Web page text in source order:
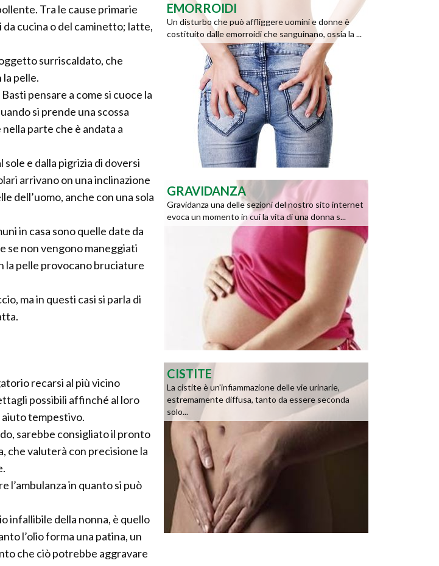
Tra le cause primarie
cucina o del caminetto; latte,
surriscaldato, che
pelle.
pensare a come si cuoce la
si prende una scossa
parte che è andata a
e dalla pigrizia di doversi
arrivano on una inclinazione
dell’uomo, anche con una sola
in casa sono quelle date da
se non vengono maneggiati
la pelle provocano bruciature
ma in questi casi si parla di
recarsi al più vicino
possibili affinché al loro
aiuto tempestivo.
sarebbe consigliato il pronto
che valuterà con precisione la
l’ambulanza in quanto si può
infallibile della nonna, è quello
l’olio forma una patina, un
che ciò potrebbe aggravare
EMORROIDI
Un disturbo che può affliggere uomini e donne è
costituito dalle emorroidi che sanguinano, ossia la ...
GRAVIDANZA
Gravidanza una delle sezioni del nostro sito internet
evoca un momento in cui la vita di una donna s...
CISTITE
La cistite è un'infiammazione delle vie urinarie,
estremamente diffusa, tanto da essere seconda
solo...